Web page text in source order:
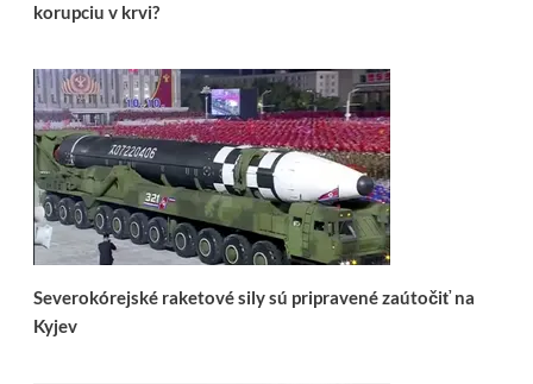
korupciu v krvi?
Severokórejské raketové sily sú pripravené zaútočiť na
Kyjev